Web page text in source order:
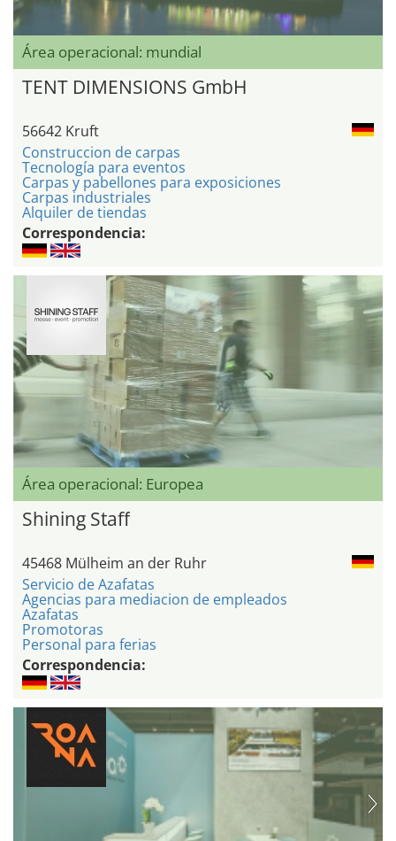
Área operacional: mundial
TENT DIMENSIONS GmbH
56642 Kruft
Construccion de carpas
Tecnología para eventos
Carpas y pabellones para exposiciones
Carpas industriales
Alquiler de tiendas
Correspondencia:
Área operacional: Europea
Shining Staff
45468 Mülheim an der Ruhr
Servicio de Azafatas
Agencias para mediacion de empleados
Azafatas
Promotoras
Personal para ferias
Correspondencia: